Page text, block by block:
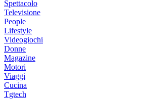
Spettacolo
Televisione
People
Lifestyle
Videogiochi
Donne
Magazine
Motori
Viaggi
Cucina
Tgtech